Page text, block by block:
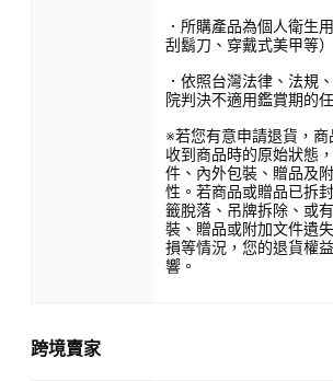
．所購產品為個人衛生
刮鬍刀、穿戴式美甲等
．依照台灣法律、法規
院判決不適用鑑賞期的
※若您有意申請退貨，商
收到商品時的原始狀態
件、內外包裝、贈品及
性。若商品或贈品已拆
籤脫落、吊牌拆除、或
裝、贈品或附加文件遺
損等情況，您的退貨權
響。
跨境賣家